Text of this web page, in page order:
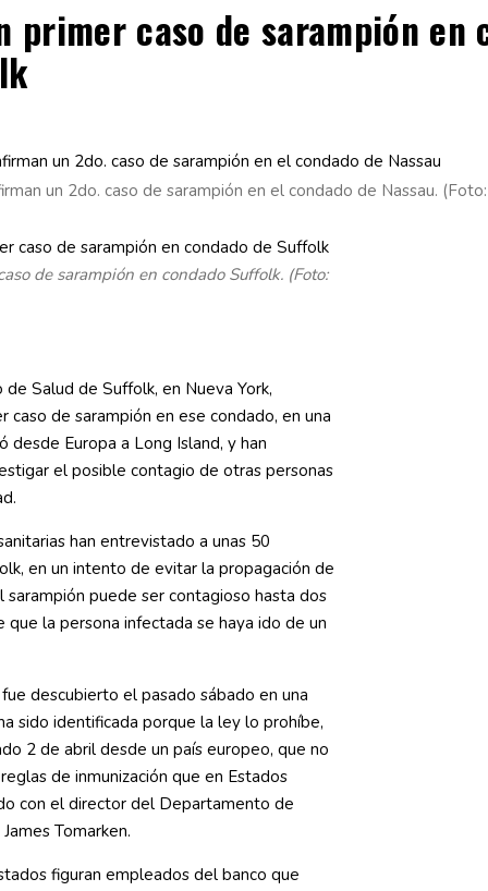
primer caso de sarampión en
un 2do. caso de sarampión en el condado de Nassau.
de sarampión en condado Suffolk. (Foto:
Salud de Suffolk, en Nueva York,
caso de sarampión en ese condado, en una
desde Europa a Long Island, y han
el posible contagio de otras personas
han entrevistado a unas 50
en un intento de evitar la propagación de
sarampión puede ser contagioso hasta dos
que la persona infectada se haya ido de un
descubierto el pasado sábado en una
sido identificada porque la ley lo prohíbe,
2 de abril desde un país europeo, que no
de inmunización que en Estados
con el director del Departamento de
Tomarken.
figuran empleados del banco que